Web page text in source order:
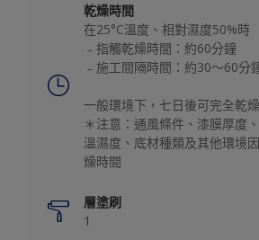
乾燥時間
在25°C溫度、相對濕度50%時
﹣指觸乾燥時間：約60分鐘
﹣施工間隔時間：約30～60分
一般環境下，七日後可完全乾燥
＊注意：通風條件、漆膜厚度
溫濕度、底材種類及其他環境
燥時間
層塗刷
1